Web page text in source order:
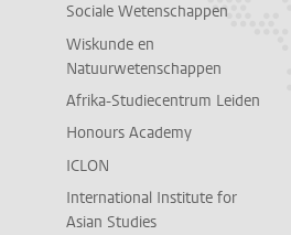
Sociale Wetenschappen
Wiskunde en
Natuurwetenschappen
Afrika-Studiecentrum Leiden
Honours Academy
ICLON
International Institute for
Asian Studies